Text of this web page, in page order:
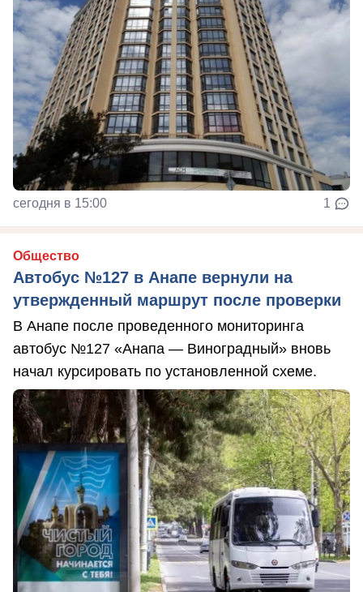
сегодня в 15:00 1
Общество
Автобус №127 в Анапе вернули на
утвержденный маршрут после проверки
В Анапе после проведенного мониторинга
автобус №127 «Анапа — Виноградный» вновь
начал курсировать по установленной схеме.